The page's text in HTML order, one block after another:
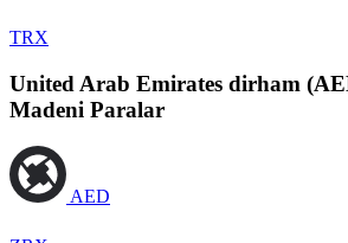
TRX
United Arab Emirates dirham
Madeni Paralar
AED